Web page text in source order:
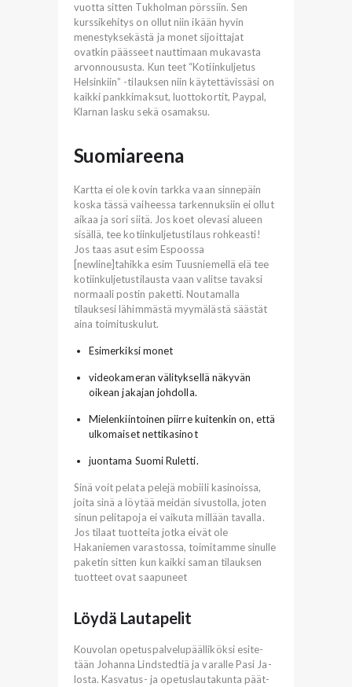
vuotta sitten Tukholman pörssiin. Sen
kurssikehitys on ollut niin ikään hyvin
menestyksekästä ja monet sijoittajat
ovatkin päässeet nauttimaan mukavasta
arvonnoususta. Kun teet “Kotiinkuljetus
Helsinkiin” -tilauksen niin käytettävissäsi on
kaikki pankkimaksut, luottokortit, Paypal,
Klarnan lasku sekä osamaksu.
Suomiareena
Kartta ei ole kovin tarkka vaan sinnepäin
koska tässä vaiheessa tarkennuksiin ei ollut
aikaa ja sori siitä. Jos koet olevasi alueen
sisällä, tee kotiinkuljetustilaus rohkeasti!
Jos taas asut esim Espoossa
[newline]tahikka esim Tuusniemellä elä tee
kotiinkuljetustilausta vaan valitse tavaksi
normaali postin paketti. Noutamalla
tilauksesi lähimmästä myymälästä säästät
aina toimituskulut.
Esimerkiksi monet
videokameran välityksellä näkyvän
oikean jakajan johdolla.
Mielenkiintoinen piirre kuitenkin on, että
ulkomaiset nettikasinot
juontama Suomi Ruletti.
Sinä voit pelata pelejä mobiili kasinoissa,
joita sinä a löytää meidän sivustolla, joten
sinun pelitapoja ei vaikuta millään tavalla.
Jos tilaat tuotteita jotka eivät ole
Hakaniemen varastossa, toimitamme sinulle
paketin sitten kun kaikki saman tilauksen
tuotteet ovat saapuneet
Löydä Lautapelit
Kou­vo­lan ope­tus­pal­ve­lu­pääl­li­kök­si esi­te­
tään Jo­han­na Linds­ted­tiä ja va­ral­le Pasi Ja­
los­ta. Kas­va­tus- ja ope­tus­lau­ta­kun­ta päät­